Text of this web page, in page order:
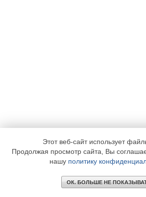
Этот веб-сайт использует
Продолжая просмотр сайта, Вы
нашу политику
ОК. БОЛЬШЕ НЕ